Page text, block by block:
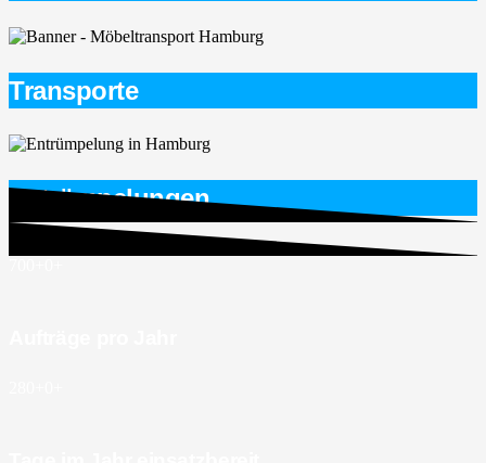
Transporte
Entrümpelungen